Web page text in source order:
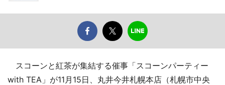
スコーンと紅茶が集結する催事「スコーンパーティー
with TEA」が11月15日、丸井今井札幌本店（札幌市中央